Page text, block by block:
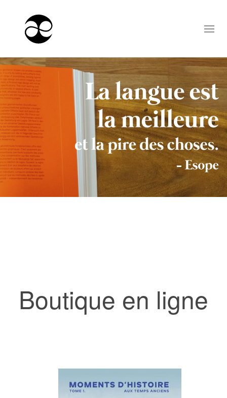
Boutique en ligne